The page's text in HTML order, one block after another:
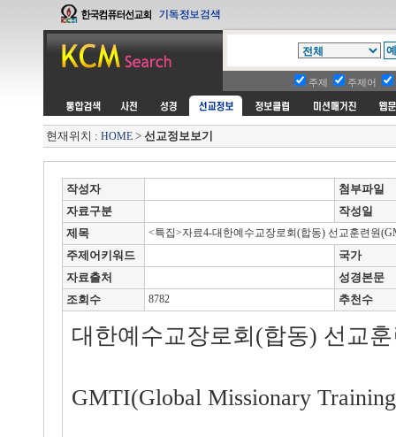
주제 주제어
현재위치 : HOME > 선교정보보기
작성자
첨부파일
자료구분
작성일
제목
<특집>자료4-대한예수교장로회(합동) 선교훈련원
주제어키워드
국가
자료출처
성경본문
조회수
8782 추천수
대한예수교장로회(합동) 선교
GMTI(Global Missionary